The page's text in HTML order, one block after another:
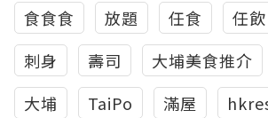
食食食 放題 任食 任飲
刺身
壽司 大埔美食推介
大埔
TaiPo 滿屋